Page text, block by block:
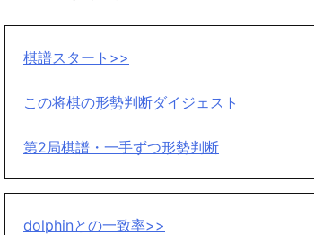
棋譜スタート>>
この将棋の形勢判断ダイジェスト
第2局棋譜・一手ずつ形勢判断
dolphinとの一致率>>